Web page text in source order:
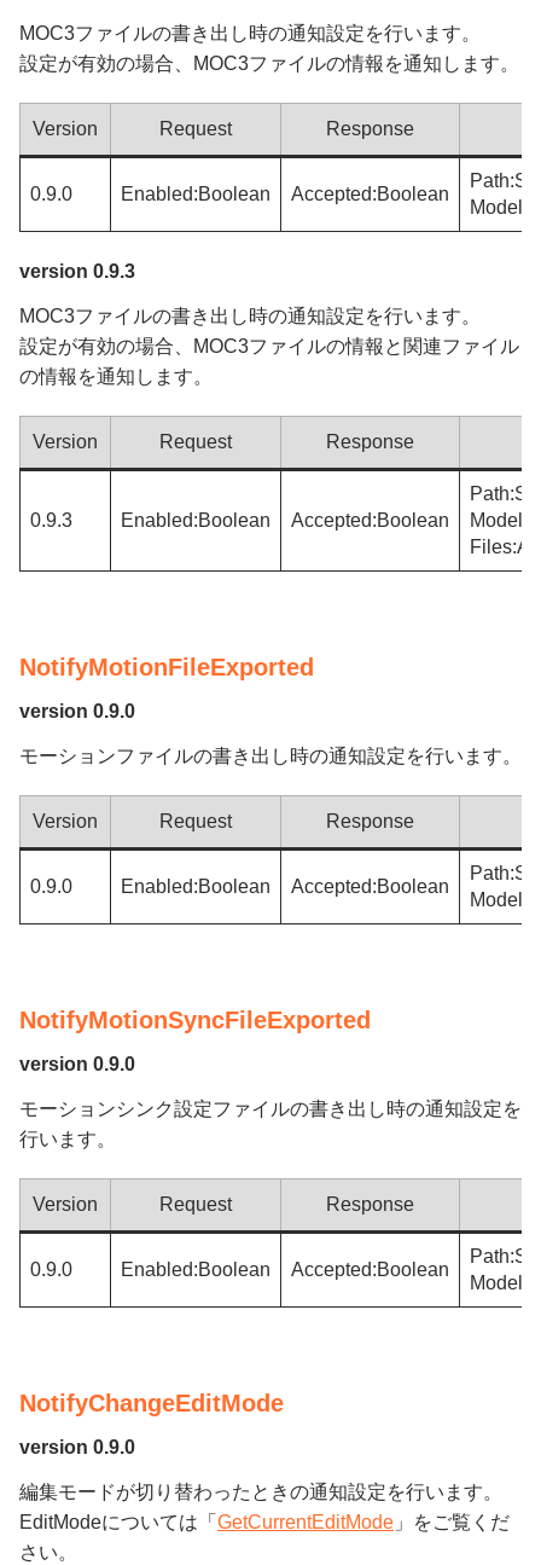
MOC3ファイルの書き出し時の通知設定を行います。
設定が有効の場合、MOC3ファイルの情報を通知します。
Version Request Response
0.9.0 Enabled:Boolean Accepted:Boolean
version 0.9.3
MOC3ファイルの書き出し時の通知設定を行います。
設定が有効の場合、MOC3ファイルの情報と関連ファイル
の情報を通知します。
Version Request Response
0.9.3 Enabled:Boolean Accepted:Boolean
NotifyMotionFileExported
version 0.9.0
モーションファイルの書き出し時の通知設定を行います。
Version Request Response
0.9.0 Enabled:Boolean Accepted:Boolean
NotifyMotionSyncFileExported
version 0.9.0
モーションシンク設定ファイルの書き出し時の通知設定を
行います。
Version Request Response
0.9.0 Enabled:Boolean Accepted:Boolean
NotifyChangeEditMode
version 0.9.0
編集モードが切り替わったときの通知設定を行います。
EditModeについては「 GetCurrentEditMode 」をご覧くだ
さい。